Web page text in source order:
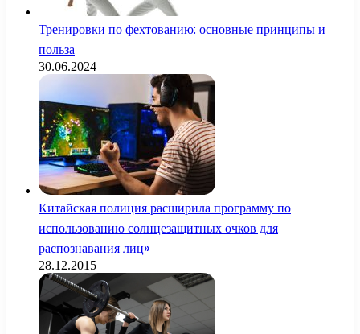
Тренировки по фехтованию: основные принципы и
польза
30.06.2024
Китайская полиция расширила программу по
использованию солнцезащитных очков для
распознавания лиц»
28.12.2015